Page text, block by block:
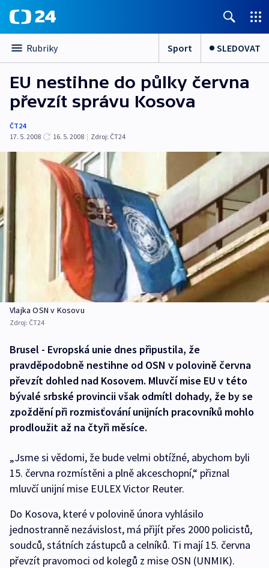
Rubriky Sport SLEDOVAT
EU nestihne do půlky června
převzít správu Kosova
ČT24
17. 5. 2008
16. 5. 2008 | Zdroj: ČT24
Vlajka OSN v Kosovu
Zdroj: ČT24
Brusel - Evropská unie dnes připustila, že
pravděpodobně nestihne od OSN v polovině června
převzít dohled nad Kosovem. Mluvčí mise EU v této
bývalé srbské provincii však odmítl dohady, že by se
zpoždění při rozmisťování unijních pracovníků mohlo
prodloužit až na čtyři měsíce.
„Jsme si vědomi, že bude velmi obtížné, abychom byli
15. června rozmístěni a plně akceschopní,“ přiznal
mluvčí unijní mise EULEX Victor Reuter.
Do Kosova, které v polovině února vyhlásilo
jednostranně nezávislost, má přijít přes 2000 policistů,
soudců, státních zástupců a celníků. Ti mají 15. června
převzít pravomoci od kolegů z mise OSN (UNMIK).